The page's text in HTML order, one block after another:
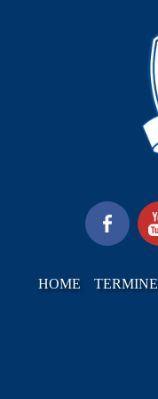
HOME TERMINE